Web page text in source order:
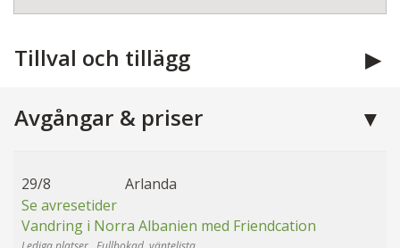
Tillval och tillägg
Avgångar & priser
29/8
Se avresetider
Arlanda
Vandring i Norra Albanien med Friendcation